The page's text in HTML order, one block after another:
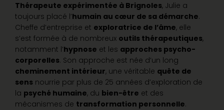
Thérapeute expérimentée à Brignoles, Julie a
toujours placé l’humain au cœur de sa démarche.
Cheffe d’entreprise et exploratrice de l’âme, elle
s’est formée à de nombreux outils thérapeutiques,
notamment l’hypnose et les approches psycho-
corporelles. Son approche est née d’un long
cheminement intérieur, une véritable quête de
sens nourrie par plus de 25 années d’exploration de
la psyché humaine, du bien-être et des
mécanismes de transformation personnelle.